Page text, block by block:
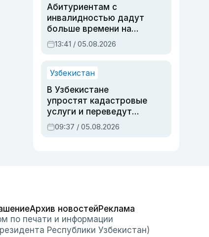
Абитуриентам с
инвалидностью дадут
больше времени на
вступительных
экзаменах
13:41 / 05.08.2026
Узбекистан
В Узбекистане
упростят кадастровые
услуги и переведут
регистрацию
недвижимости в
09:37 / 05.08.2026
Архив новостейРеклама
по печати и информации
Республики Узбекистан)